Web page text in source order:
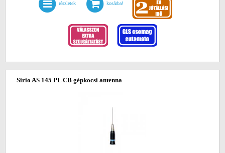
részletek kosárba!
Sirio AS 145 PL CB gépkocsi antenna